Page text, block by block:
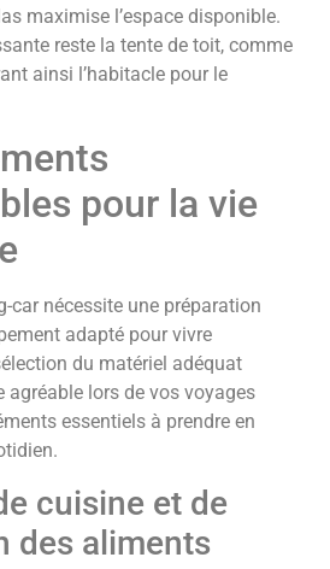
maximise l’espace disponible.
reste la tente de toit, comme
ainsi l’habitacle pour le
pour la vie
car nécessite une préparation
adapté pour vivre
du matériel adéquat
agréable lors de vos voyages
essentiels à prendre en
cuisine et de
des aliments